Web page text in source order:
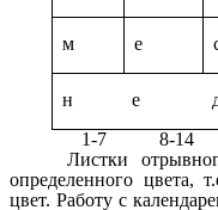
м е
н е
1-7 8-14
Листки
определенного цвета,
цвет. Работу с